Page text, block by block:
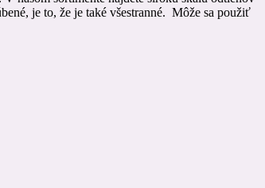
je to, že je také všestranné. Môže sa použiť